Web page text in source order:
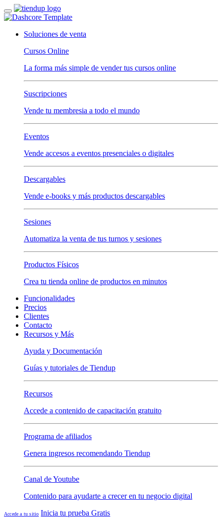
Soluciones de venta
Cursos Online
La forma más simple de vender tus cursos online
Suscripciones
Vende tu membresia a todo el mundo
Eventos
Vende accesos a eventos presenciales o digitales
Descargables
Vende e-books y más productos descargables
Sesiones
Automatiza la venta de tus turnos y sesiones
Productos Físicos
Crea tu tienda online de productos en minutos
Funcionalidades
Precios
Clientes
Contacto
Recursos y Más
Ayuda y Documentación
Guías y tutoriales de Tiendup
Recursos
Accede a contenido de capacitación gratuito
Programa de afiliados
Genera ingresos recomendando Tiendup
Canal de Youtube
Contenido para ayudarte a crecer en tu negocio digital
Accede a tu sitio Inicia tu prueba Gratis